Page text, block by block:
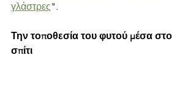
γλάστρες".
Την τοποθεσία του φυτού μέσα στο
σπίτι